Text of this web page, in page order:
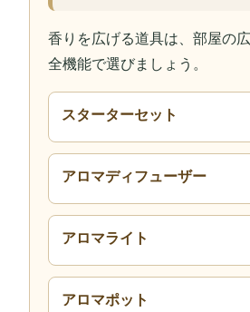
香りを広げる道具は、部屋の
全機能で選びましょう。
スターターセット
アロマディフューザー
アロマライト
アロマポット